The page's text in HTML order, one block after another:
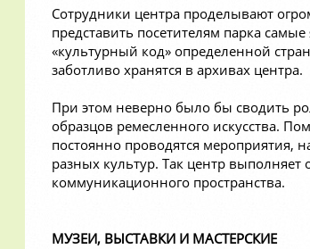
Сотрудники центра проделывают
представить посетителям парка
«культурный код» определенной
заботливо хранятся в архивах центра.
При этом неверно было бы сводить
образцов ремесленного искусства.
постоянно проводятся мероприятия,
разных культур. Так центр
коммуникационного пространства.
МУЗЕИ, ВЫСТАВКИ И МАСТЕРСКИЕ